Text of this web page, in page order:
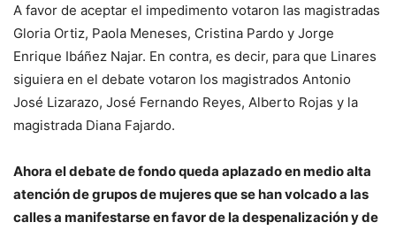
A favor de aceptar el impedimento votaron las magistradas
Gloria Ortiz, Paola Meneses, Cristina Pardo y Jorge
Enrique Ibáñez Najar. En contra, es decir, para que Linares
siguiera en el debate votaron los magistrados Antonio
José Lizarazo, José Fernando Reyes, Alberto Rojas y la
magistrada Diana Fajardo.
Ahora el debate de fondo queda aplazado en medio alta
atención de grupos de mujeres que se han volcado a las
calles a manifestarse en favor de la despenalización y de